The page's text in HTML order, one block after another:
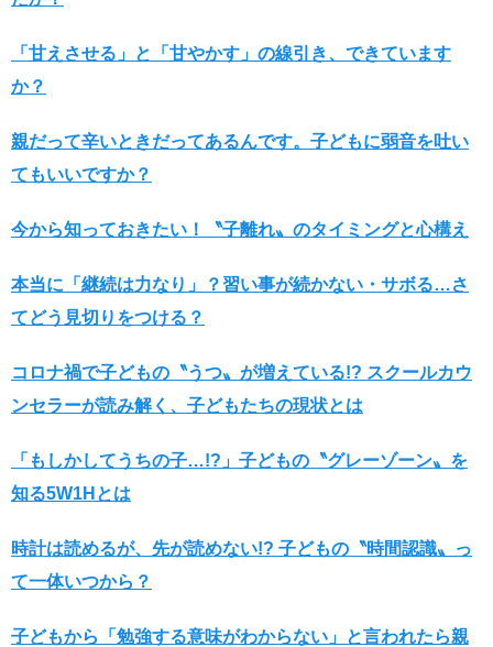
「甘えさせる」と「甘やかす」の線引き、できています
か？
親だって辛いときだってあるんです。子どもに弱音を吐い
てもいいですか？
今から知っておきたい！〝子離れ〟のタイミングと心構え
本当に「継続は力なり」？習い事が続かない・サボる…さ
てどう見切りをつける？
コロナ禍で子どもの〝うつ〟が増えている!? スクールカウ
ンセラーが読み解く、子どもたちの現状とは
「もしかしてうちの子…!?」子どもの〝グレーゾーン〟を
知る5W1Hとは
時計は読めるが、先が読めない!? 子どもの〝時間認識〟っ
て一体いつから？
子どもから「勉強する意味がわからない」と言われたら親